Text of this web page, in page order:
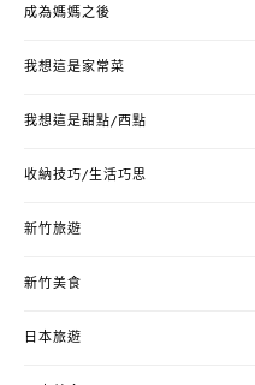
成為媽媽之後
我想這是家常菜
我想這是甜點/西點
收納技巧/生活巧思
新竹旅遊
新竹美食
日本旅遊